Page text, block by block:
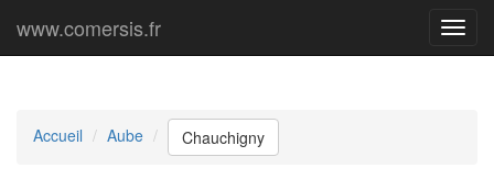
Menu
www.comersis.fr
Accueil Aube Chauchigny